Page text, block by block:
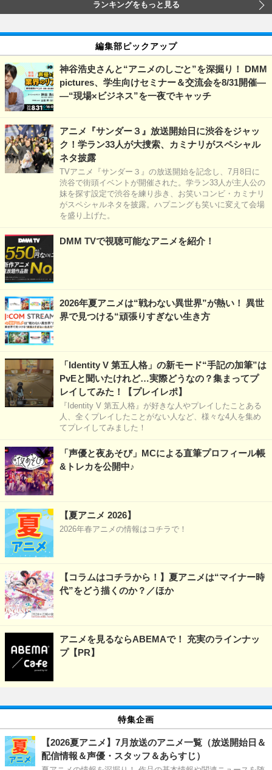
ランキングをもっと見る
編集部ピックアップ
神谷浩史さんと“アニメのしごと”を深掘り！ DMM
pictures、学生向けセミナー＆交流会を8/31開催―
―“現場×ビジネス”を一夜でキャッチ
アニメ『サンダー３』放送開始日に渋谷をジャッ
ク！学ラン33人が大捜索、カミナリがスペシャル
ネタ披露
TVアニメ『サンダー３』の放送開始を記念し、7月8日に
渋谷で街頭イベントが開催された。学ラン33人が主人公の
妹を探す設定で渋谷を練り歩き、お笑いコンビ・カミナリ
がスペシャルネタを披露。ハプニングも笑いに変えて会場
を盛り上げた。
DMM TVで視聴可能なアニメを紹介！
2026年夏アニメは“戦わない異世界”が熱い！ 異世
界で見つける“頑張りすぎない生き方
「Identity V 第五人格」の新モード“手記の加筆”は
PvEと聞いたけれど…実際どうなの？集まってプ
レイしてみた！【プレイレポ】
『Identity V 第五人格』が好きな人やプレイしたことある
人、全くプレイしたことがない人など、様々な4人を集め
てプレイしてみました！
「声優と夜あそび」MCによる直筆プロフィール帳
&トレカを公開中♪
【夏アニメ 2026】
2026年春アニメの情報はコチラで！
【コラムはコチラから！】夏アニメは“マイナー時
代”をどう描くのか？／ほか
アニメを見るならABEMAで！ 充実のラインナッ
プ【PR】
特集企画
【2026夏アニメ】7月放送のアニメ一覧（放送開始日＆
配信情報＆声優・スタッフ＆あらすじ）